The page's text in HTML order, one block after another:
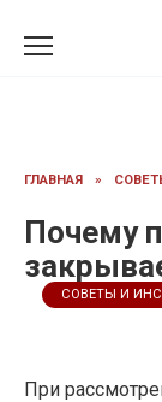
ГЛАВНАЯ »
Почему
СОВЕТЫ И
При